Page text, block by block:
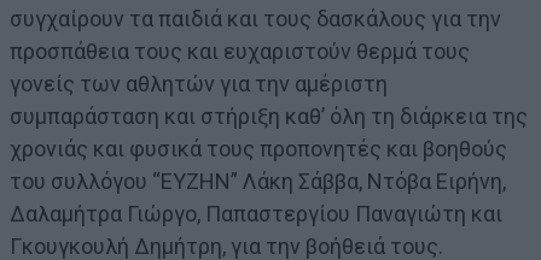
συγχαίρουν τα παιδιά και τους δασκάλους για την
προσπάθεια τους και ευχαριστούν θερμά τους
γονείς των αθλητών για την αμέριστη
συμπαράσταση και στήριξη καθ’ όλη τη διάρκεια της
χρονιάς και φυσικά τους προπονητές και βοηθούς
του συλλόγου “ΕΥΖΗΝ” Λάκη Σάββα, Ντόβα Ειρήνη,
Δαλαμήτρα Γιώργο, Παπαστεργίου Παναγιώτη και
Γκουγκουλή Δημήτρη, για την βοήθειά τους.